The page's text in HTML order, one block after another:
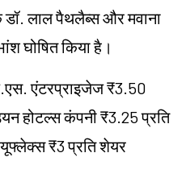
लाल पैथलैब्स और मवाना
घोषित किया है।
एंटरप्राइजेज ₹3.50
होटल्स कंपनी ₹3.25 प्रति
₹3 प्रति शेयर